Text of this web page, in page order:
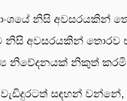
නිසි අවසරයකින්
අවසරයකින් තොරව
නිවේදනයක් නිකුත්
සඳහන් වන්නේ,